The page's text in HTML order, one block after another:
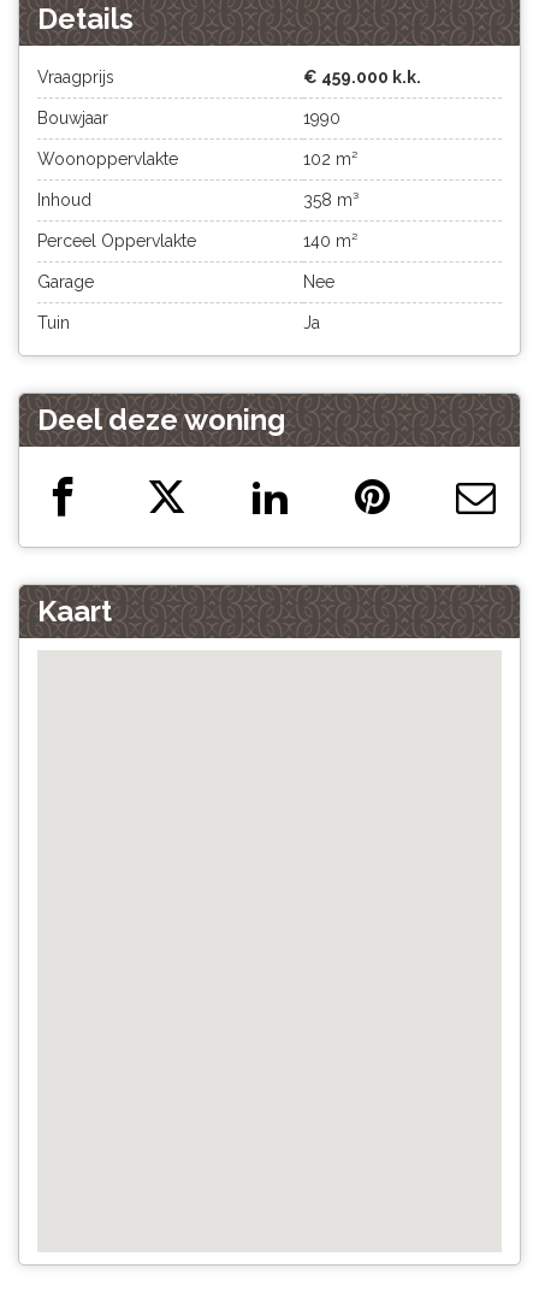
Details
Vraagprijs € 459.000 k.k.
Bouwjaar 1990
Woonoppervlakte 102 m²
Inhoud 358 m³
Perceel Oppervlakte 140 m²
Garage Nee
Tuin Ja
Deel deze woning
Kaart